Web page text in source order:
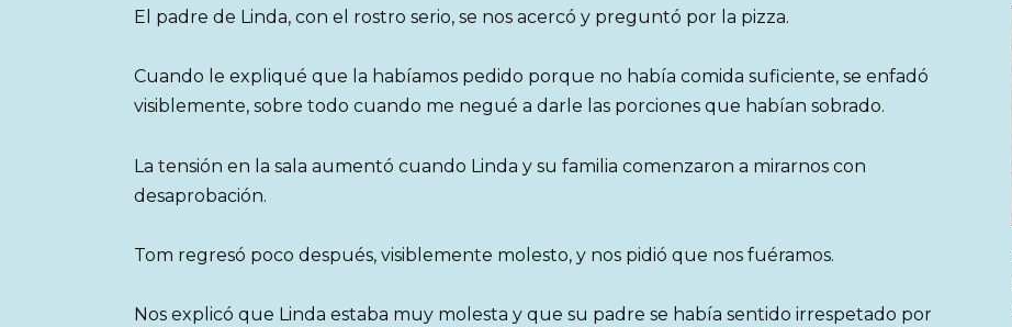
El padre de Linda, con el rostro serio, se nos acercó y preguntó por la pizza.
Cuando le expliqué que la habíamos pedido porque no había comida suficiente, se enfadó
visiblemente, sobre todo cuando me negué a darle las porciones que habían sobrado.
La tensión en la sala aumentó cuando Linda y su familia comenzaron a mirarnos con
desaprobación.
Tom regresó poco después, visiblemente molesto, y nos pidió que nos fuéramos.
Nos explicó que Linda estaba muy molesta y que su padre se había sentido irrespetado por